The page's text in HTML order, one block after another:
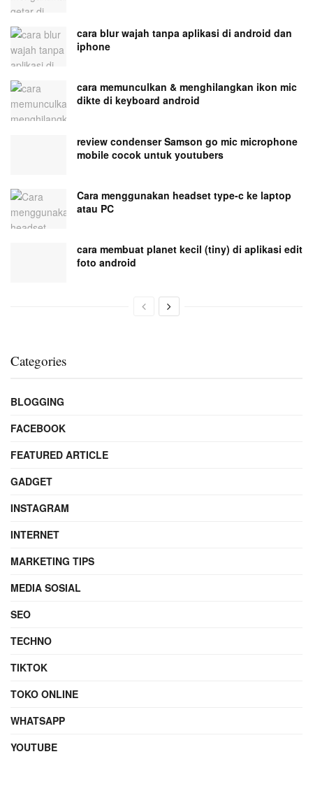
cara blur wajah tanpa aplikasi di android dan
iphone
cara memunculkan & menghilangkan ikon mic
dikte di keyboard android
review condenser Samson go mic microphone
mobile cocok untuk youtubers
Cara menggunakan headset type-c ke laptop
atau PC
cara membuat planet kecil (tiny) di aplikasi edit
foto android
Categories
BLOGGING
FACEBOOK
FEATURED ARTICLE
GADGET
INSTAGRAM
INTERNET
MARKETING TIPS
MEDIA SOSIAL
SEO
TECHNO
TIKTOK
TOKO ONLINE
WHATSAPP
YOUTUBE